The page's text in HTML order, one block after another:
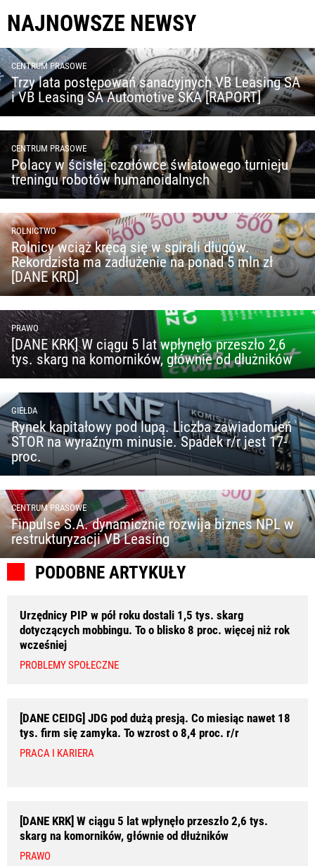
NAJNOWSZE NEWSY
CENTRUM PRASOWE
Trzy lata postępowań sanacyjnych VB Leasing SA
i VB Leasing SA Automotive SKA [RAPORT]
CENTRUM PRASOWE
Polacy w ścisłej czołówce światowego turnieju
treningu robotów humanoidalnych
ROLNICTWO
Rolnicy wciąż kręcą się w spirali długów.
Rekordzista ma zadłużenie na ponad 5 mln zł
[DANE KRD]
PRAWO
[DANE KRK] W ciągu 5 lat wpłynęło przeszło 2,6
tys. skarg na komorników, głównie od dłużników
GIEŁDA
Rynek kapitałowy pod lupą. Liczba zawiadomień
STOR na wyraźnym minusie. Spadek r/r jest 17-
proc.
CENTRUM PRASOWE
Finpulse S.A. dynamicznie rozwija biznes NPL w
restrukturyzacji VB Leasing
PODOBNE ARTYKUŁY
Urzędnicy PIP w pół roku dostali 1,5 tys. skarg
dotyczących mobbingu. To o blisko 8 proc. więcej niż rok
wcześniej
PROBLEMY SPOŁECZNE
[DANE CEIDG] JDG pod dużą presją. Co miesiąc nawet 18
tys. firm się zamyka. To wzrost o 8,4 proc. r/r
PRACA I KARIERA
[DANE KRK] W ciągu 5 lat wpłynęło przeszło 2,6 tys.
skarg na komorników, głównie od dłużników
PRAWO